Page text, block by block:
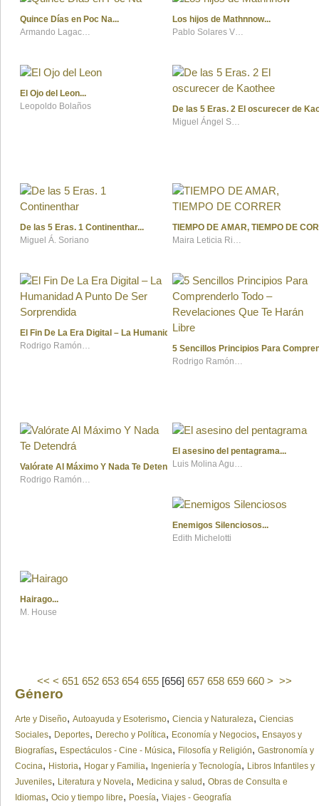
Quince Días en Poc Na
Armando Lagacha
Los hijos de Mathnnow
Pablo Solares Villar
El Ojo del Leon
Leopoldo Bolaños
De las 5 Eras. 2 El oscurecer de
Miguel Ángel Soriano
De las 5 Eras. 1 Continenthar
Miguel Á. Soriano
TIEMPO DE AMAR, TIEMPO DE
Maira Leticia Rivera Pinto
El Fin De La Era Digital – La Humanidad A Punto De Ser Sorprendida
Rodrigo Ramón Sánchez Meza
5 Sencillos Principios Para
Rodrigo Ramón Sánchez Meza
Valórate Al Máximo Y Nada Te Detendrá
Rodrigo Ramón Sánchez Meza
El asesino del pentagrama
Luis Molina Aguirre
Enemigos Silenciosos
Edith Michelotti
Hairago
M. House
<< < 651 652 653 654 655 [656] 657 658 659 660 > >>
Género
Arte y Diseño, Autoayuda y Esoterismo, Ciencia y Naturaleza, Ciencias
Sociales, Deportes, Derecho y Política, Economía y Negocios, Ensayos y
Biografías, Espectáculos - Cine - Música, Filosofía y Religión, Gastronomía y
Cocina, Historia, Hogar y Familia, Ingeniería y Tecnología, Libros Infantiles y
Juveniles, Literatura y Novela, Medicina y salud , Obras de Consulta e
Idiomas, Ocio y tiempo libre, Poesía, Viajes - Geografía